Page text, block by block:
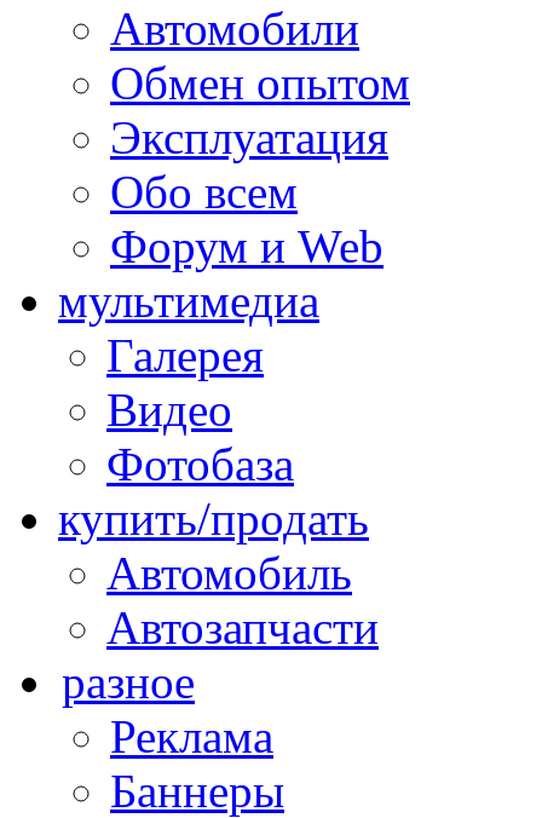
Автомобили
Обмен опытом
Эксплуатация
Обо всем
Форум и Web
мультимедиа
Галерея
Видео
Фотобаза
купить/продать
Автомобиль
Автозапчасти
разное
Реклама
Баннеры